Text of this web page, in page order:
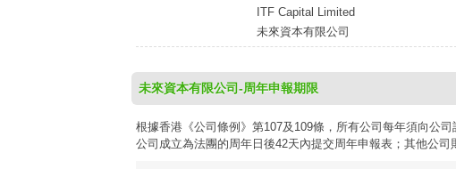
ITF Capital Limited
未來資本有限公司
未來資本有限公司-周年申報期限
根據香港《公司條例》第107及109條，所有公司每年須向公
公司成立為法團的周年日後42天內提交周年申報表；其他公